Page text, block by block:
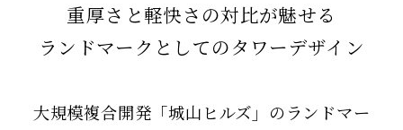
重厚さと軽快さの対比が魅せる
ランドマークとしてのタワーデザイン
大規模複合開発「城山ヒルズ」のランドマー